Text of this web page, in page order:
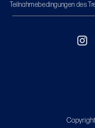
Teilnahmebedingungen des